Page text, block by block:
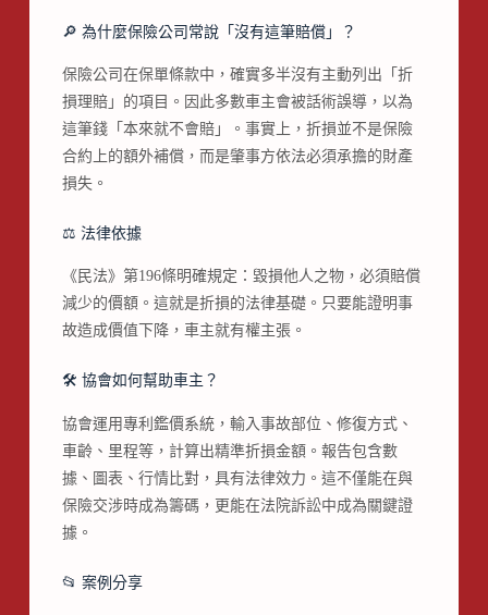
🔎 為什麼保險公司常說「沒有這筆賠償」？
保險公司在保單條款中，確實多半沒有主動列出「折
損理賠」的項目。因此多數車主會被話術誤導，以為
這筆錢「本來就不會賠」。事實上，折損並不是保險
合約上的額外補償，而是肇事方依法必須承擔的財產
損失。
⚖️ 法律依據
《民法》第196條明確規定：毀損他人之物，必須賠償
減少的價額。這就是折損的法律基礎。只要能證明事
故造成價值下降，車主就有權主張。
🛠 協會如何幫助車主？
協會運用專利鑑價系統，輸入事故部位、修復方式、
車齡、里程等，計算出精準折損金額。報告包含數
據、圖表、行情比對，具有法律效力。這不僅能在與
保險交涉時成為籌碼，更能在法院訴訟中成為關鍵證
據。
📂 案例分享